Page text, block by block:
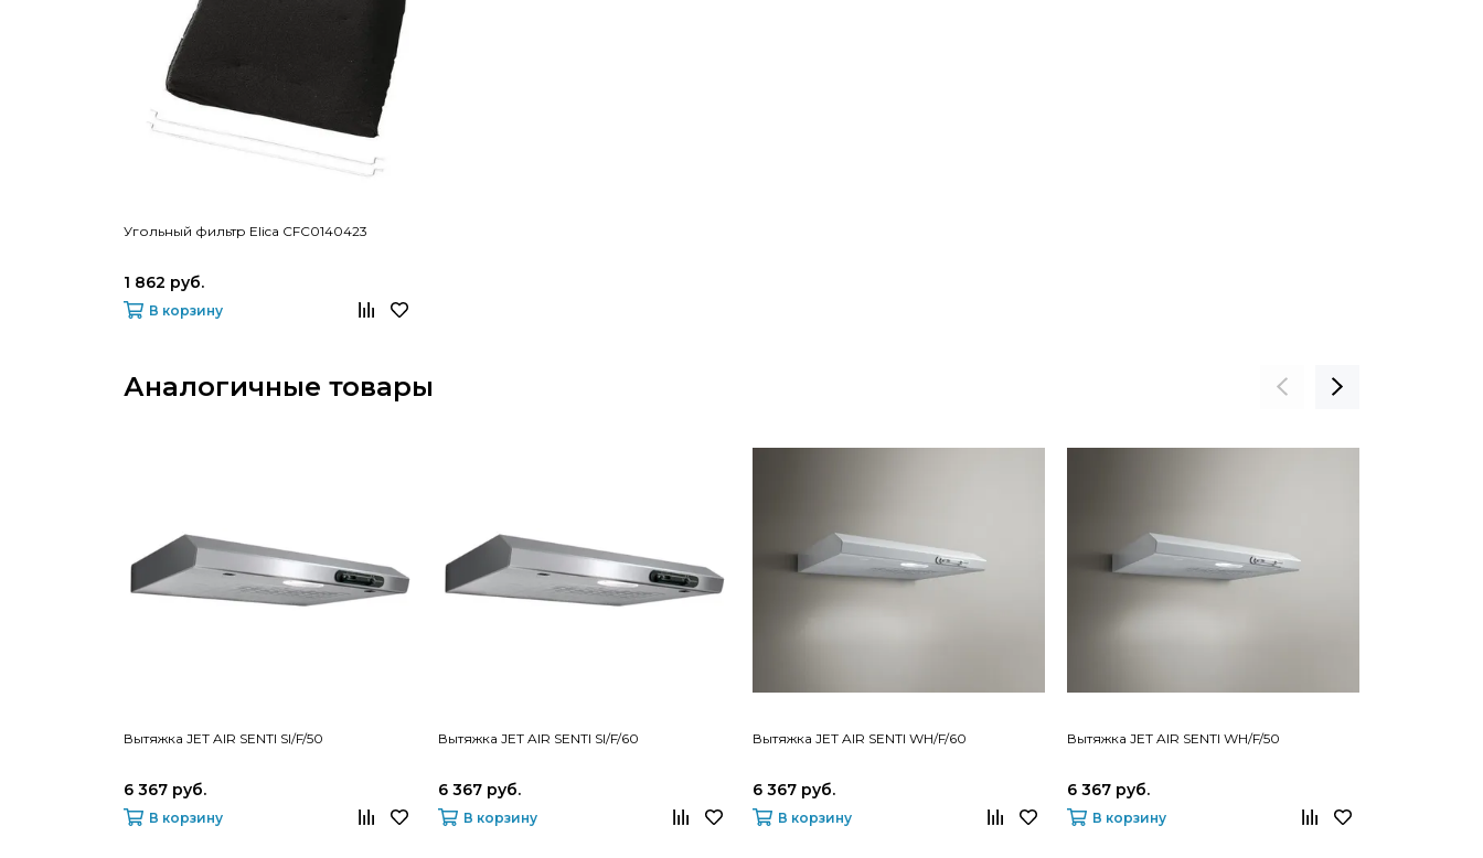
Угольный фильтр Elica CFC0140423
1 862 руб.
В корзину
Аналогичные товары
Вытяжка JET AIR SENTI SI/F/50
6 367 руб.
В корзину
Вытяжка JET AIR SENTI SI/F/60
6 367 руб.
В корзину
Вытяжка JET AIR SENTI WH/F/60
6 367 руб.
В корзину
Вытяжка JET AIR SENTI WH/F/50
6 367 руб.
В корзину